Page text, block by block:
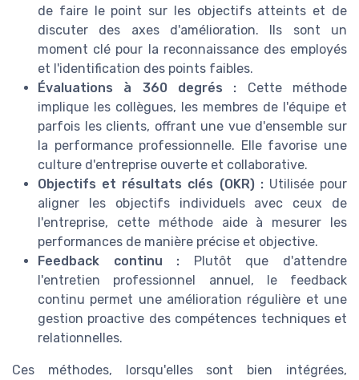
de faire le point sur les objectifs atteints et de
discuter des axes d'amélioration. Ils sont un
moment clé pour la reconnaissance des employés
et l'identification des points faibles.
Évaluations à 360 degrés : Cette méthode
implique les collègues, les membres de l'équipe et
parfois les clients, offrant une vue d'ensemble sur
la performance professionnelle. Elle favorise une
culture d'entreprise ouverte et collaborative.
Objectifs et résultats clés (OKR) :Utilisée pour
aligner les objectifs individuels avec ceux de
l'entreprise, cette méthode aide à mesurer les
performances de manière précise et objective.
Feedback continu : Plutôt que d'attendre
l'entretien professionnel annuel, le feedback
continu permet une amélioration régulière et une
gestion proactive des compétences techniques et
relationnelles.
Ces méthodes, lorsqu'elles sont bien intégrées,